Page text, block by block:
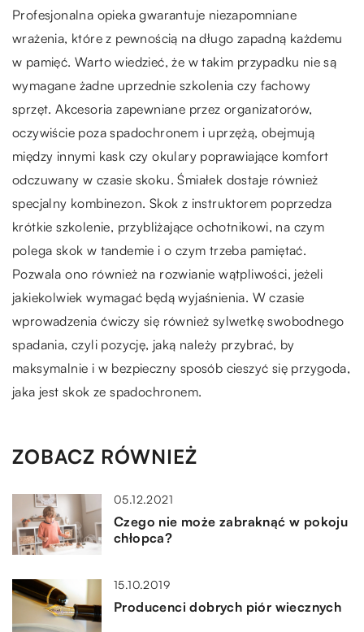
Profesjonalna opieka gwarantuje niezapomniane
wrażenia, które z pewnością na długo zapadną każdemu
w pamięć. Warto wiedzieć, że w takim przypadku nie są
wymagane żadne uprzednie szkolenia czy fachowy
sprzęt. Akcesoria zapewniane przez organizatorów,
oczywiście poza spadochronem i uprzężą, obejmują
między innymi kask czy okulary poprawiające komfort
odczuwany w czasie skoku. Śmiałek dostaje również
specjalny kombinezon. Skok z instruktorem poprzedza
krótkie szkolenie, przybliżające ochotnikowi, na czym
polega skok w tandemie i o czym trzeba pamiętać.
Pozwala ono również na rozwianie wątpliwości, jeżeli
jakiekolwiek wymagać będą wyjaśnienia. W czasie
wprowadzenia ćwiczy się również sylwetkę swobodnego
spadania, czyli pozycję, jaką należy przybrać, by
maksymalnie i w bezpieczny sposób cieszyć się przygoda,
jaka jest skok ze spadochronem.
ZOBACZ RÓWNIEŻ
05.12.2021
Czego nie może zabraknąć w pokoju
chłopca?
15.10.2019
Producenci dobrych piór wiecznych